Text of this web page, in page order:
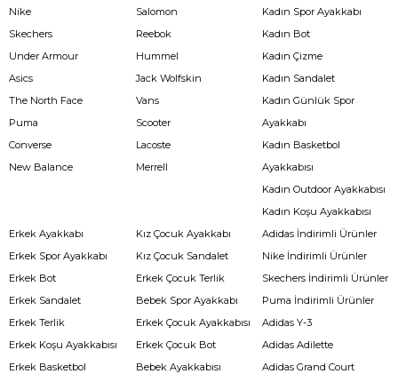
Nike
Skechers
Under Armour
Asics
The North Face
Puma
Converse
New Balance
Salomon
Reebok
Hummel
Jack Wolfskin
Vans
Scooter
Lacoste
Merrell
Kadın Spor Ayakkabı
Kadın Bot
Kadın Çizme
Kadın Sandalet
Kadın Günlük Spor
Ayakkabı
Kadın Basketbol
Ayakkabısı
Kadın Outdoor Ayakkabısı
Kadın Koşu Ayakkabısı
Erkek Ayakkabı
Erkek Spor Ayakkabı
Erkek Bot
Erkek Sandalet
Erkek Terlik
Erkek Koşu Ayakkabısı
Erkek Basketbol
Kız Çocuk Ayakkabı
Kız Çocuk Sandalet
Erkek Çocuk Terlik
Bebek Spor Ayakkabı
Erkek Çocuk Ayakkabısı
Erkek Çocuk Bot
Bebek Ayakkabısı
Adidas İndirimli Ürünler
Nike İndirimli Ürünler
Skechers İndirimli Ürünler
Puma İndirimli Ürünler
Adidas Y-3
Adidas Adilette
Adidas Grand Court